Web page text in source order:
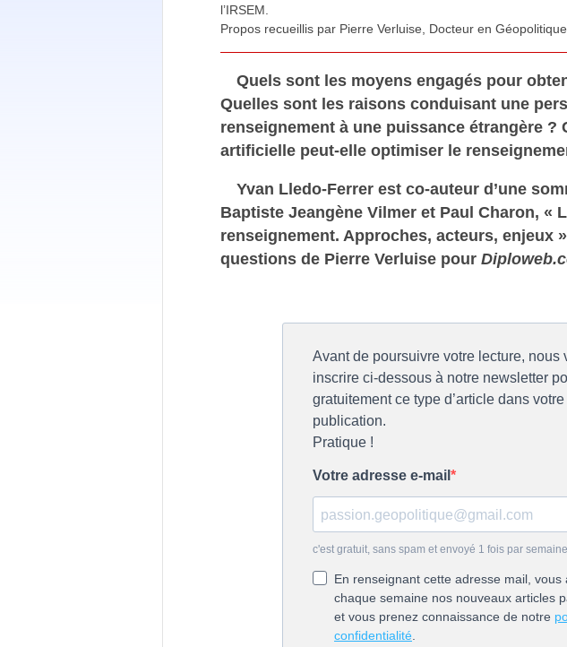
l’IRSEM.
Propos recueillis par Pierre Verluise, Docteur en
Quels sont les moyens engagés pour
Quelles sont les raisons conduisant une
renseignement à une puissance étrangère ?
artificielle peut-elle optimiser le
Yvan Lledo-Ferrer est co-auteur d’une
Baptiste Jeangène Vilmer et Paul Charon, «
renseignement. Approches, acteurs, enjeux
questions de Pierre Verluise pour